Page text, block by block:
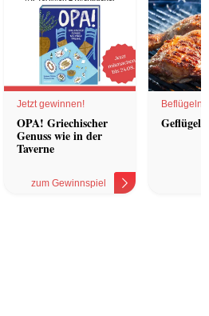
Jetzt gewinnen!
OPA! Griechischer
Genuss wie in der
Taverne
zum Gewinnspiel
Geflügel